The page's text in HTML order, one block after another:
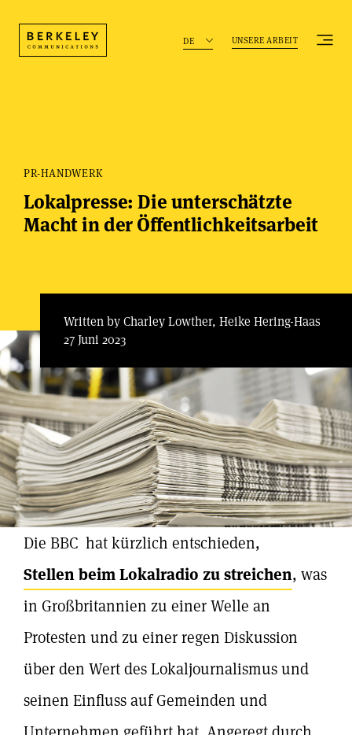
UNSERE ARBEIT
DE
PR-HANDWERK
Lokalpresse: Die unterschätzte
Macht in der Öffentlichkeitsarbeit
Written by Charley Lowther, Heike Hering-Haas
27 Juni 2023
Die BBC hat kürzlich entschieden,
Stellen beim Lokalradio zu streichen, was
in Großbritannien zu einer Welle an
Protesten und zu einer regen Diskussion
über den Wert des Lokaljournalismus und
seinen Einfluss auf Gemeinden und